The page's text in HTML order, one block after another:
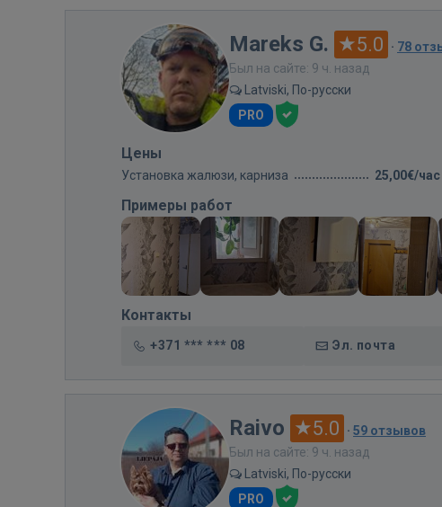
Mareks G. 5.0 · 78
Был на сайте: 9 ч. назад
Latviski, По-русски
PRO
Цены
Установка жалюзи, карниза 25,00€/час
Примеры работ
Контакты
+371 *** *** 08 Эл. почта
Raivo 5.0 · 59 отзывов
Был на сайте: 9 ч. назад
Latviski, По-русски
PRO